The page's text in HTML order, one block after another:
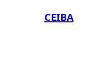
CEIBA